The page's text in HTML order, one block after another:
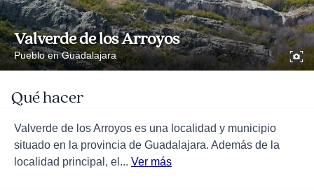
Valverde de los Arroyos
Pueblo en Guadalajara
Qué hacer
Valverde de los Arroyos es una localidad y municipio
situado en la provincia de Guadalajara. Además de la
localidad principal, el... Ver más